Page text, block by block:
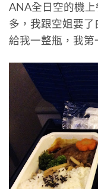
ANA全日空的機
多，我跟空姐要
給我一整瓶，我第